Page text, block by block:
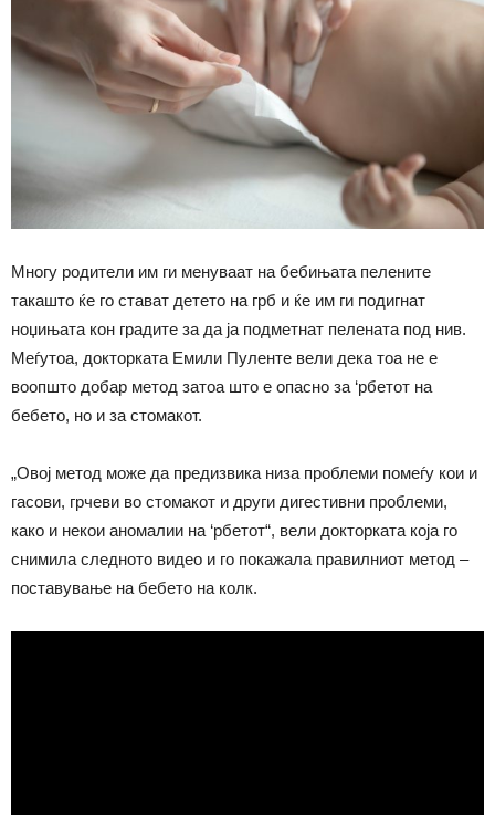
Многу родители им ги менуваат на бебињата пелените
такашто ќе го стават детето на грб и ќе им ги подигнат
ноџињата кон градите за да ја подметнат пелената под нив.
Меѓутоа, докторката Емили Пуленте вели дека тоа не е
воопшто добар метод затоа што е опасно за ‘рбетот на
бебето, но и за стомакот.
„Овој метод може да предизвика низа проблеми помеѓу кои и
гасови, грчеви во стомакот и други дигестивни проблеми,
како и некои аномалии на ‘рбетот“, вели докторката која го
снимила следното видео и го покажала правилниот метод –
поставување на бебето на колк.